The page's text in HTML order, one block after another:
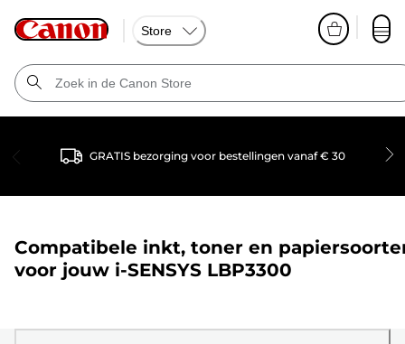
Store
GRATIS bezorging voor bestellingen vanaf € 30
Compatibele inkt, toner en
voor jouw i-SENSYS LBP3300